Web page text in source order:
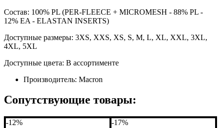
Состав: 100% PL (PER-FLEECE + MICROMESH - 88% PL -
12% EA - ELASTAN INSERTS)
Доступные размеры: 3XS, XXS, XS, S, M, L, XL, XXL, 3XL,
4XL, 5XL
Доступные цвета: В ассортименте
Производитель: Macron
Сопутствующие товары:
-12% -17%